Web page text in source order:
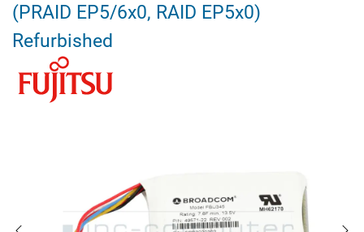
(PRAID EP5/6x0, RAID EP5x0)
Refurbished